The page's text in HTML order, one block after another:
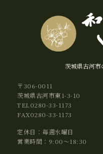
茨城県古河
〒306-0011
茨城県古河市東1-3-10
TEL0280-33-1173
FAX0280-33-1173
定休日：毎週水曜日
営業時間：9:00～18:30